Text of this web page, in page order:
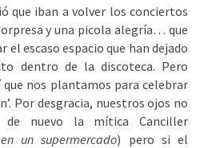
que iban a volver los conciertos
y una picola alegría… que
escaso espacio que han dejado
dentro de la discoteca. Pero
nos plantamos para celebrar
Por desgracia, nuestros ojos no
nuevo la mítica Canciller
un supermercado) pero si el